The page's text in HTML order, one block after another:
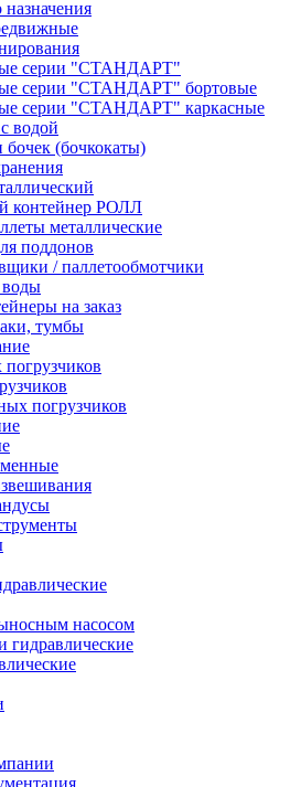
серии "СТАНДАРТ"
серии "СТАНДАРТ" бортовые
серии "СТАНДАРТ" каркасные
водой
бочек (бочкокаты)
контейнер РОЛЛ
металлические
поддонов
/ паллетообмотчики
воды
на заказ
тумбы
погрузчиков
насосом
гидравлические